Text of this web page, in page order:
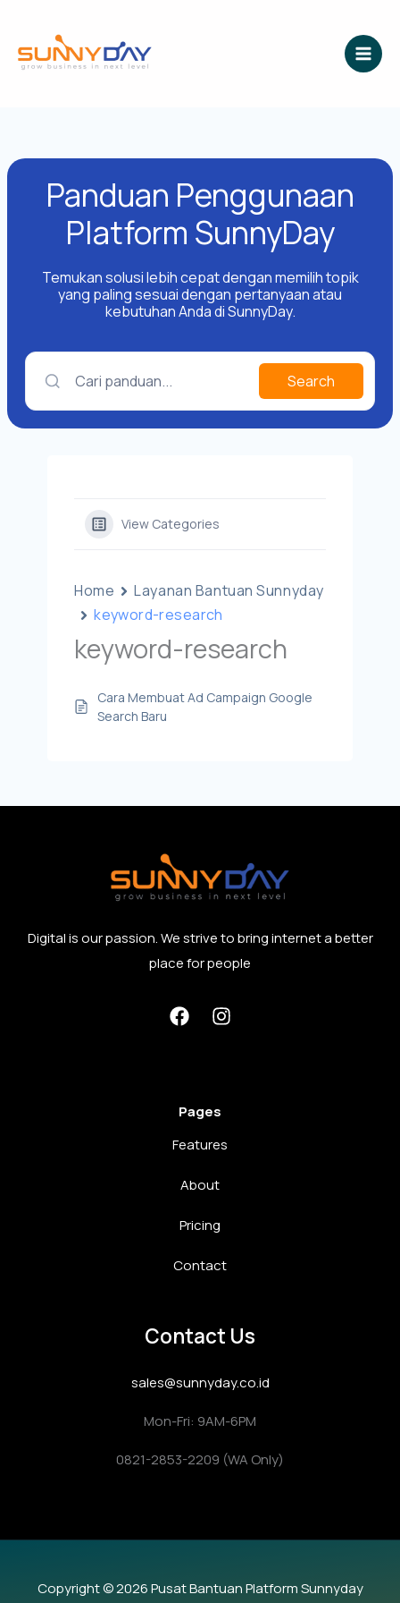
konten
Panduan Penggunaan
Platform SunnyDay
Temukan solusi lebih cepat dengan memilih topik
yang paling sesuai dengan pertanyaan atau
kebutuhan Anda di SunnyDay.
Cari panduan... Search
View Categories
Home
Layanan Bantuan Sunnyday
keyword-research
keyword-research
Cara Membuat Ad Campaign Google
Search Baru
Digital is our passion. We strive to bring internet a better
place for people
Pages
Features
About
Pricing
Contact
Contact Us
sales@sunnyday.co.id
Mon-Fri: 9AM-6PM
0821-2853-2209 (WA Only)
Copyright © 2026 Pusat Bantuan Platform Sunnyday